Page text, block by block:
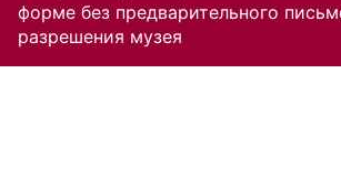
форме без предварительного
разрешения музея